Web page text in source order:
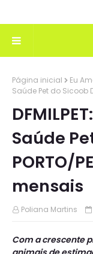
Página inicial Eu
Saúde Pet do Sicoob
Saúde
PORTO/
mensais
Poliana Martins
Com a crescente